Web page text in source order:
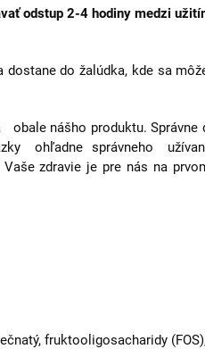
odstup 2-4 hodiny medzi
do žalúdka, kde sa
nášho produktu. Správne
ohľadne správneho
zdravie je pre nás na
fruktooligosacha­ridy